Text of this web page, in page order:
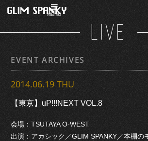
MENU
LIVE
EVENT ARCHIVES
2014.06.19 THU
【東京】uP!!!NEXT VOL.8
会場：TSUTAYA O-WEST
出演：アカシック／GLIM SPANKY／本棚の